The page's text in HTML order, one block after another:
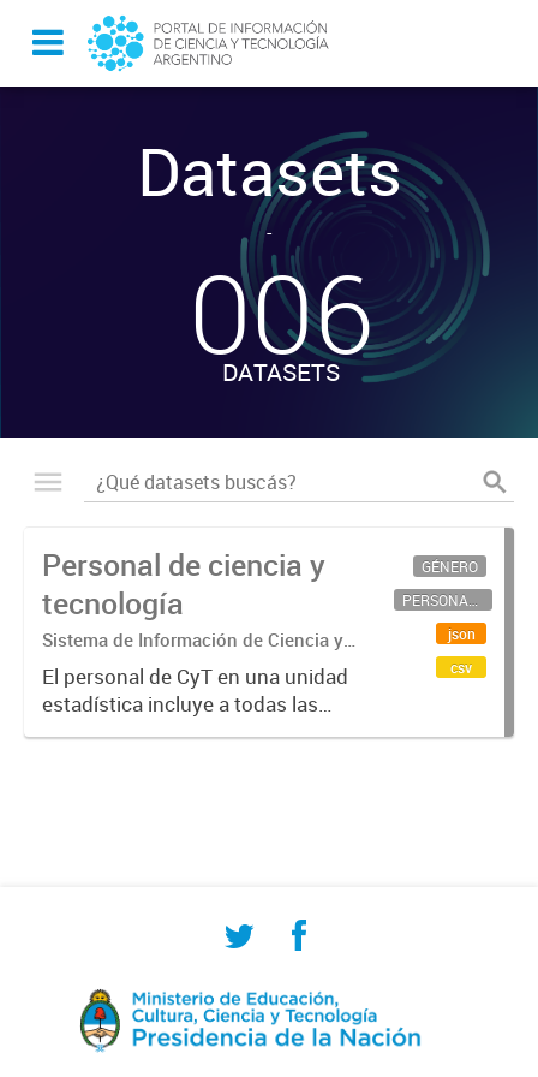
Datasets
-
006
DATASETS
Personal de ciencia y
tecnología
Sistema de Información de Ciencia y
Tecnología Argentino (SICYTAR)
El personal de CyT en una unidad
estadística incluye a todas las
personas involucradas
GÉNERO
PERSONAL CIENTÍFICO-TECNOLÓGICO
json
csv